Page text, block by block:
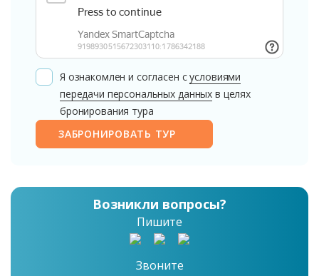
Я ознакомлен и согласен сусловиями
передачи персональных данных в целях
бронирования тура
ЗАБРОНИРОВАТЬ ТУР
Возникли вопросы?
Пишите
Звоните